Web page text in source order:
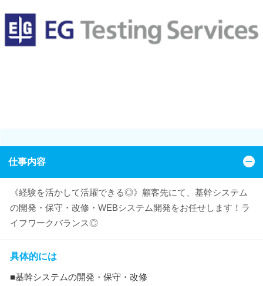
仕事内容
《経験を活かして活躍できる◎》顧客先にて、基幹システム
の開発・保守・改修・WEBシステム開発をお任せします！ラ
イフワークバランス◎
具体的には
■基幹システムの開発・保守・改修